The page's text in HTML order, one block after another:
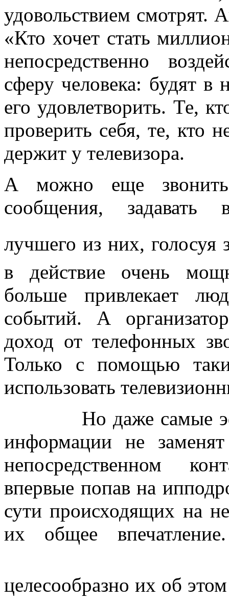
удовольствием смотрят.
«Кто хочет стать
непосредственно
сферу человека: будят
его удовлетворить. Те,
проверить себя, те, кто
держит у телевизора.
А можно еще
сообщения, задавать
лучшего из них, голосуя
в действие очень
больше привлекает
событий. А
доход от телефонных
Только с помощью
использовать
Но даже самые
информации не
непосредственном
впервые попав на
сути происходящих на
их общее
целесообразно их об